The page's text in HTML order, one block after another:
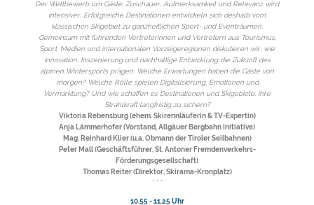
Der Wettbewerb um Gäste, Zuschauer, Aufmerksamkeit und Relevanz wird
intensiver. Erfolgreiche Destinationen entwickeln sich deshalb vom
klassischen Skigebiet zu ganzheitlichen Sport- und Eventräumen.
Gemeinsam mit führenden Vertreterinnen und Vertretern aus Tourismus,
Sport, Medien und internationalen Vorzeigeregionen diskutieren wir, wie
Innovation, Inszenierung und nachhaltige Entwicklung die Zukunft des
alpinen Wintersports prägen. Welche Erwartungen haben die Gäste von
morgen? Welche Rolle spielen Digitalisierung, Emotionen und
Vermarktung? Und wie schaffen es Destinationen und Skigebiete, ihre
Strahlkraft langfristig zu sichern?
Viktoria Rebensburg (ehem. Skirennläuferin & TV-Expertin)
Anja Lämmerhofer (Vorstand, Allgäuer Bergbahn Initiative)
Mag. Reinhard Klier (u.a. Obmann der Tiroler Seilbahnen)
Peter Mall (Geschäftsführer, St. Antoner Fremdenverkehrs-
Förderungsgesellschaft)
Thomas Reiter (Direktor, Skirama-Kronplatz)
* * *
10.55 - 11.25 Uhr